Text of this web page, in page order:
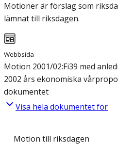
Motioner är förslag som
lämnat till riksdagen.
Webbsida
Motion 2001/02:Fi39 med
2002 års ekonomiska
dokumentet
Visa hela dokumentet för
Motion till riksdagen